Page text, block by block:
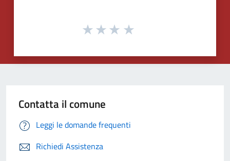
Contatta il comune
Leggi le domande frequenti
Richiedi Assistenza